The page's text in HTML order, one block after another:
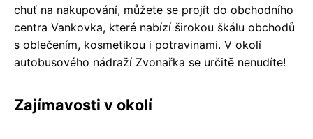
chuť na nakupování, můžete se projít do obchodního
centra Vankovka, které nabízí širokou škálu obchodů
s oblečením, kosmetikou i potravinami. V okolí
autobusového nádraží Zvonařka se určitě nenudíte!
Zajímavosti v okolí